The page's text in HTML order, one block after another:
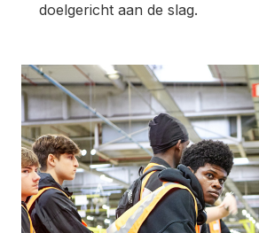
doelgericht aan de slag.